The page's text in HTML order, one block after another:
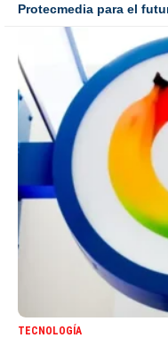
Protecmedia para el
TECNOLOGÍA